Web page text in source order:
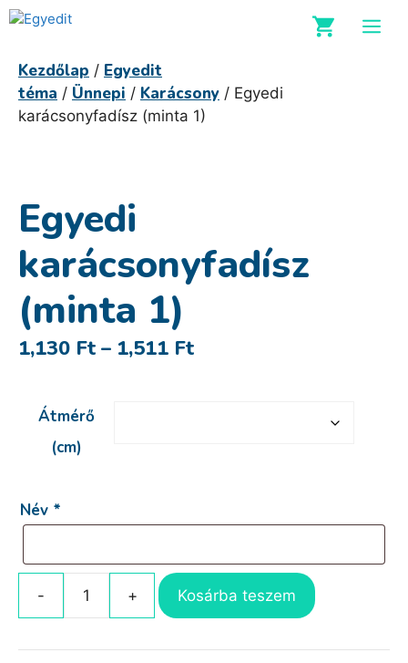
Kilépés
Kezdőlap / Egyedit
téma / Ünnepi / Karácsony / Egyedi
karácsonyfadísz (minta 1)
Egyedi
karácsonyfadísz
(minta 1)
1,130 Ft – 1,511 FtÁrtartomány:
Átmérő
(cm)
Név *
Egyedi
(minta
Kosárba teszem